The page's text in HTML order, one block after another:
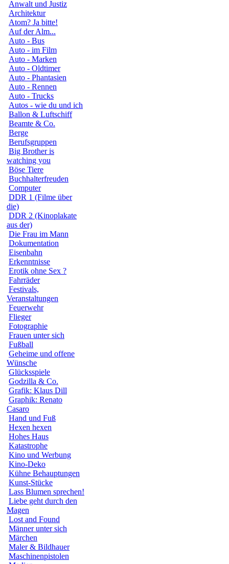
Anwalt und Justiz
Architektur
Atom? Ja bitte!
Auf der Alm...
Auto - Bus
Auto - im Film
Auto - Marken
Auto - Oldtimer
Auto - Phantasien
Auto - Rennen
Auto - Trucks
Autos - wie du und ich
Ballon & Luftschiff
Beamte & Co.
Berge
Berufsgruppen
Big Brother is
watching you
Böse Tiere
Buchhalterfreuden
Computer
DDR 1 (Filme über
die)
DDR 2 (Kinoplakate
aus der)
Die Frau im Mann
Dokumentation
Eisenbahn
Erkenntnisse
Erotik ohne Sex ?
Fahrräder
Festivals,
Veranstaltungen
Feuerwehr
Flieger
Fotographie
Frauen unter sich
Fußball
Geheime und offene
Wünsche
Glücksspiele
Godzilla & Co.
Grafik: Klaus Dill
Graphik: Renato
Casaro
Hand und Fuß
Hexen hexen
Hohes Haus
Katastrophe
Kino und Werbung
Kino-Deko
Kühne Behauptungen
Kunst-Stücke
Lass Blumen sprechen!
Liebe geht durch den
Magen
Lost and Found
Männer unter sich
Märchen
Maler & Bildhauer
Maschinenpistolen